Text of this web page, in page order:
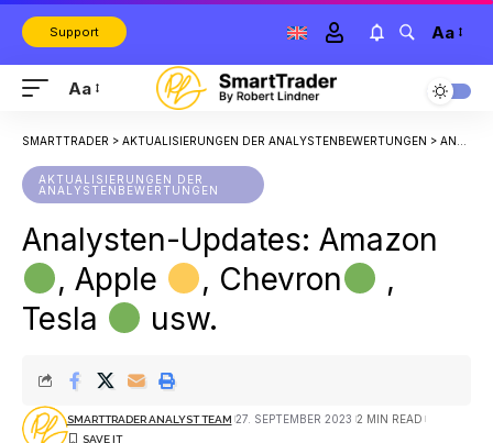
Support Aa
Aa
SMARTTRADER > AKTUALISIERUNGEN DER ANALYSTENBEWERTUNGEN > ANALYSTEN-UPDATES: AMAZON
AKTUALISIERUNGEN DER
ANALYSTENBEWERTUNGEN
Analysten-Updates: Amazon
, Apple
, Chevron
,
Tesla
usw.
SMARTTRADER ANALYST TEAM 27. SEPTEMBER 2023 2 MIN READ